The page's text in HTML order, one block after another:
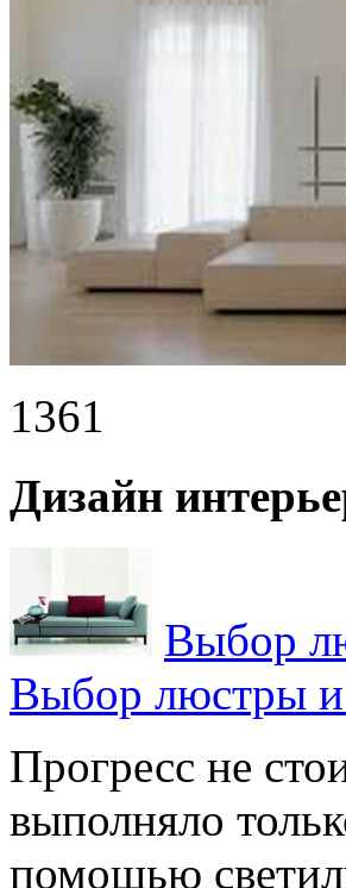
1361
Дизайн
Выбор
Выбор люстры
Прогресс не
выполняло
помощью